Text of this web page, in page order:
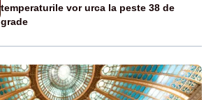
temperaturile vor urca la peste 38 de
grade